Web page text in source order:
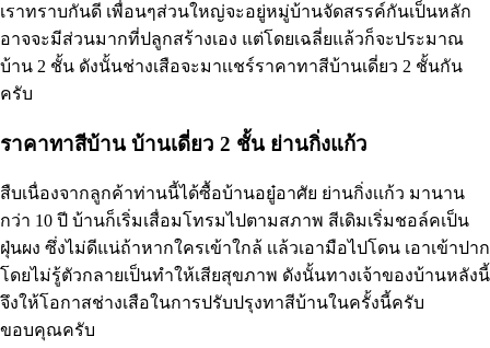
เราทราบกันดี เพื่อนๆส่วนใหญ่จะอยู่หมู่บ้านจัดสรรค์กันเป็นหลัก
อาจจะมีส่วนมากที่ปลูกสร้างเอง แต่โดยเฉลี่ยแล้วก็จะประมาณ
บ้าน 2 ชั้น ดังนั้นช่างเสือจะมาเเชร์ราคาทาสีบ้านเดี่ยว 2 ชั้นกัน
ครับ
ราคาทาสีบ้าน บ้านเดี่ยว 2 ชั้น ย่านกิ่งแก้ว
สืบเนื่องจากลูกค้าท่านนี้ได้ซื้อบ้านอยู๋อาศัย ย่านกิ่งเเก้ว มานาน
กว่า 10 ปี บ้านก็เริ่มเสื่อมโทรมไปตามสภาพ สีเดิมเริ่มชอล์คเป็น
ฝุ่นผง ซึ่งไม่ดีแน่ถ้าหากใครเข้าใกล้ เเล้วเอามือไปโดน เอาเข้าปาก
โดยไม่รู้ตัวกลายเป็นทำให้เสียสุขภาพ ดังนั้นทางเจ้าของบ้านหลังนี้
จึงให้โอกาสช่างเสือในการปรับปรุงทาสีบ้านในครั้งนี้ครับ
ขอบคุณครับ